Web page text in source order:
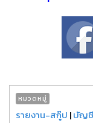
หมวดหมู่
รายงาน-สกู๊ป |บัญ